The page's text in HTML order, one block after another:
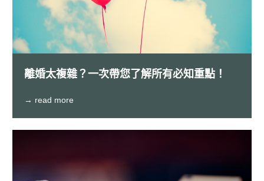
離婚太複雜？一次帶您了解所有必知重點！
→ read more